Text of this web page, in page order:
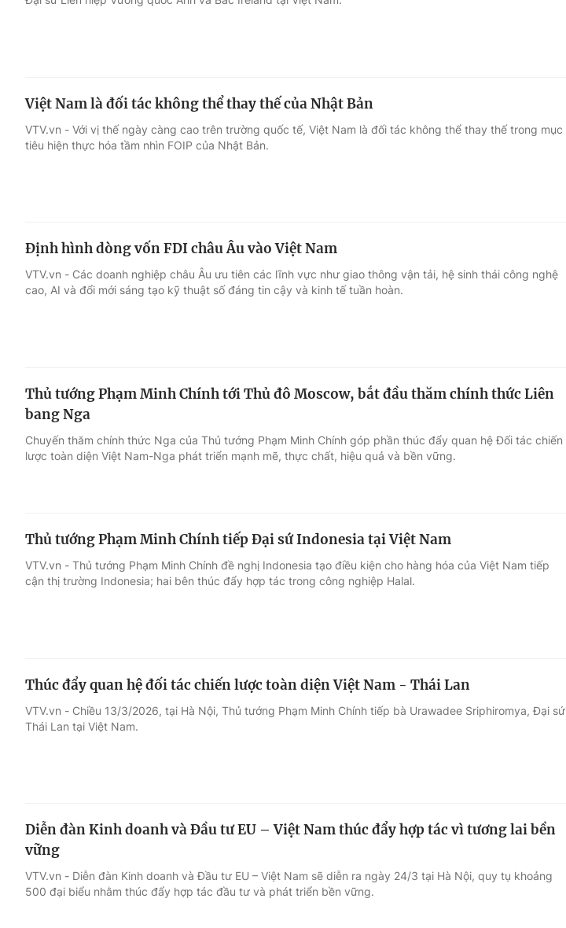
Việt Nam là đối tác không thể thay thế của Nhật Bản
VTV.vn - Với vị thế ngày càng cao trên trường quốc tế, Việt Nam là đối tác không thể thay thế trong mục
tiêu hiện thực hóa tầm nhìn FOIP của Nhật Bản.
Định hình dòng vốn FDI châu Âu vào Việt Nam
VTV.vn - Các doanh nghiệp châu Âu ưu tiên các lĩnh vực như giao thông vận tải, hệ sinh thái công nghệ
cao, AI và đổi mới sáng tạo kỹ thuật số đáng tin cậy và kinh tế tuần hoàn.
Thủ tướng Phạm Minh Chính tới Thủ đô Moscow, bắt đầu thăm chính thức Liên
bang Nga
Chuyến thăm chính thức Nga của Thủ tướng Phạm Minh Chính góp phần thúc đẩy quan hệ Đối tác chiến
lược toàn diện Việt Nam-Nga phát triển mạnh mẽ, thực chất, hiệu quả và bền vững.
Thủ tướng Phạm Minh Chính tiếp Đại sứ Indonesia tại Việt Nam
VTV.vn - Thủ tướng Phạm Minh Chính đề nghị Indonesia tạo điều kiện cho hàng hóa của Việt Nam tiếp
cận thị trường Indonesia; hai bên thúc đẩy hợp tác trong công nghiệp Halal.
Thúc đẩy quan hệ đối tác chiến lược toàn diện Việt Nam - Thái Lan
VTV.vn - Chiều 13/3/2026, tại Hà Nội, Thủ tướng Phạm Minh Chính tiếp bà Urawadee Sriphiromya, Đại sứ
Thái Lan tại Việt Nam.
Diễn đàn Kinh doanh và Đầu tư EU – Việt Nam thúc đẩy hợp tác vì tương lai bền
vững
VTV.vn - Diễn đàn Kinh doanh và Đầu tư EU – Việt Nam sẽ diễn ra ngày 24/3 tại Hà Nội, quy tụ khoảng
500 đại biểu nhằm thúc đẩy hợp tác đầu tư và phát triển bền vững.